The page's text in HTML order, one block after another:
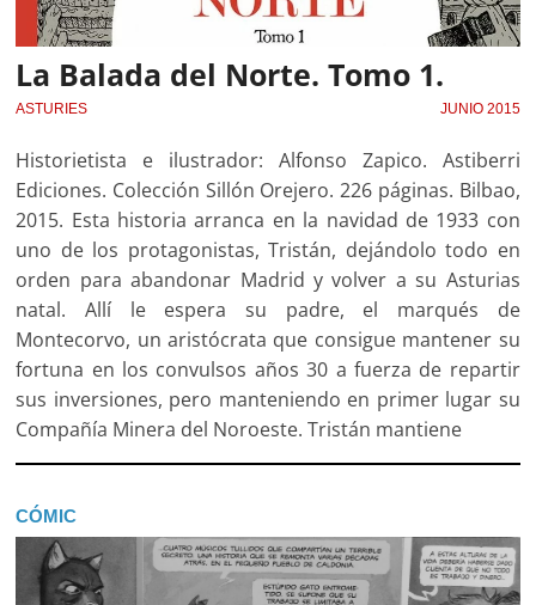
La Balada del Norte. Tomo 1.
ASTURIES JUNIO 2015
Historietista e ilustrador: Alfonso Zapico. Astiberri
Ediciones. Colección Sillón Orejero. 226 páginas. Bilbao,
2015. Esta historia arranca en la navidad de 1933 con
uno de los protagonistas, Tristán, dejándolo todo en
orden para abandonar Madrid y volver a su Asturias
natal. Allí le espera su padre, el marqués de
Montecorvo, un aristócrata que consigue mantener su
fortuna en los convulsos años 30 a fuerza de repartir
sus inversiones, pero manteniendo en primer lugar su
Compañía Minera del Noroeste. Tristán mantiene
CÓMIC